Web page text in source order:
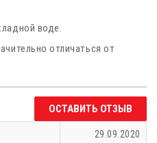
воде.
отличаться от
ОСТАВИТЬ ОТЗЫВ
29.09.2020